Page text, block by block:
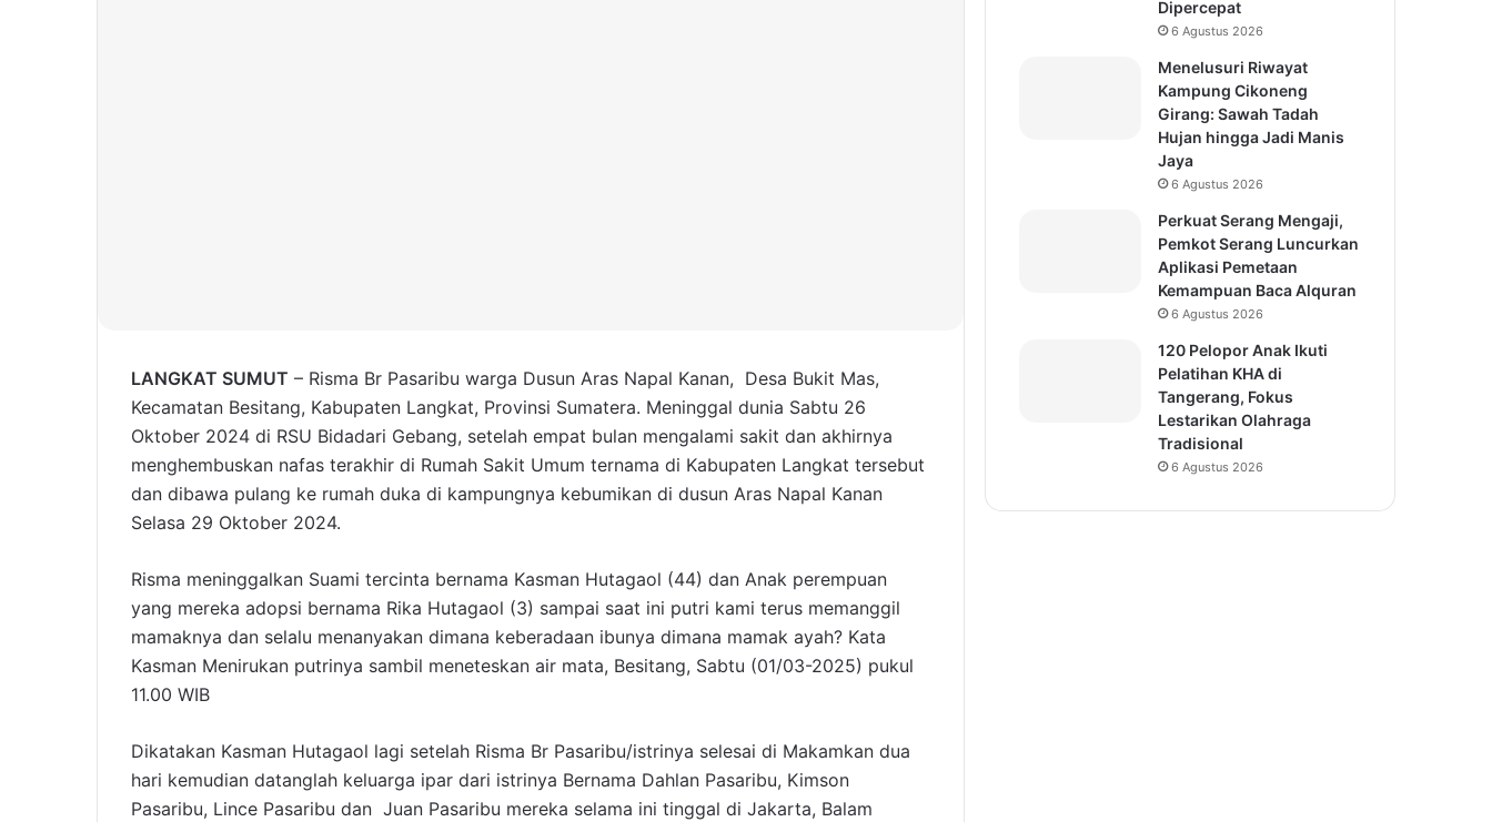
LANGKAT SUMUT – Risma Br Pasaribu warga Dusun Aras Napal Kanan, Desa Bukit Mas,
Kecamatan Besitang, Kabupaten Langkat, Provinsi Sumatera. Meninggal dunia Sabtu 26
Oktober 2024 di RSU Bidadari Gebang, setelah empat bulan mengalami sakit dan akhirnya
menghembuskan nafas terakhir di Rumah Sakit Umum ternama di Kabupaten Langkat tersebut
dan dibawa pulang ke rumah duka di kampungnya kebumikan di dusun Aras Napal Kanan
Selasa 29 Oktober 2024.
Risma meninggalkan Suami tercinta bernama Kasman Hutagaol (44) dan Anak perempuan
yang mereka adopsi bernama Rika Hutagaol (3) sampai saat ini putri kami terus memanggil
mamaknya dan selalu menanyakan dimana keberadaan ibunya dimana mamak ayah? Kata
Kasman Menirukan putrinya sambil meneteskan air mata, Besitang, Sabtu (01/03-2025) pukul
11.00 WIB
Dikatakan Kasman Hutagaol lagi setelah Risma Br Pasaribu/istrinya selesai di Makamkan dua
hari kemudian datanglah keluarga ipar dari istrinya Bernama Dahlan Pasaribu, Kimson
Pasaribu, Lince Pasaribu dan Juan Pasaribu mereka selama ini tinggal di Jakarta, Balam
Dipercepat
6 Agustus 2026
Menelusuri Riwayat
Kampung Cikoneng
Girang: Sawah Tadah
Hujan hingga Jadi Manis
Jaya
6 Agustus 2026
Perkuat Serang Mengaji,
Pemkot Serang Luncurkan
Aplikasi Pemetaan
Kemampuan Baca Alquran
6 Agustus 2026
120 Pelopor Anak Ikuti
Pelatihan KHA di
Tangerang, Fokus
Lestarikan Olahraga
Tradisional
6 Agustus 2026